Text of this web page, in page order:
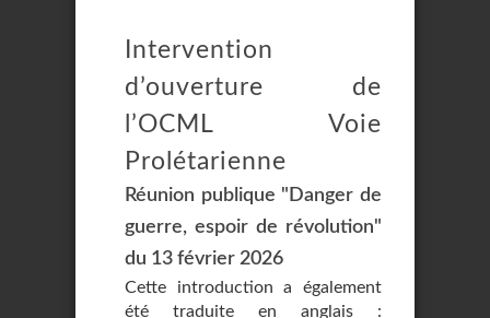
Intervention
d’ouverture de
l’OCML Voie
Prolétarienne
Réunion publique "Danger de
guerre, espoir de révolution"
du 13 février 2026
Cette introduction a également
été traduite en anglais :